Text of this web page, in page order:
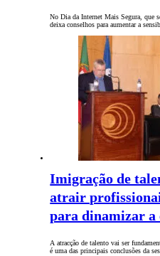
No Dia da Internet Mais Segura, que
deixa conselhos para aumentar a
Imigração de
atrair
para dinamizar a
A atracção de talento vai ser
é uma das principais conclusões da